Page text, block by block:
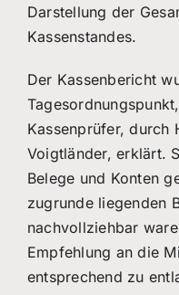
Darstellung der
Kassenstandes.
Der Kassenbericht
Kassenprüfer, durch
Voigtländer, erklärt.
Belege und Konten
zugrunde liegenden
nachvollziehbar
Empfehlung an die
entsprechend zu